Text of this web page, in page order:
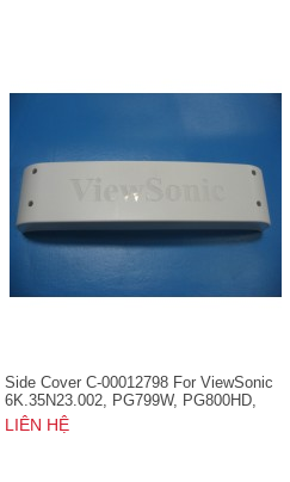
Side Cover C-00012798 For ViewSonic
6K.35N23.002, PG799W, PG800HD,
PG800W, PG800X, PRO8510L,
PRO8520WL, PRO8530HDL,
LIÊN HỆ